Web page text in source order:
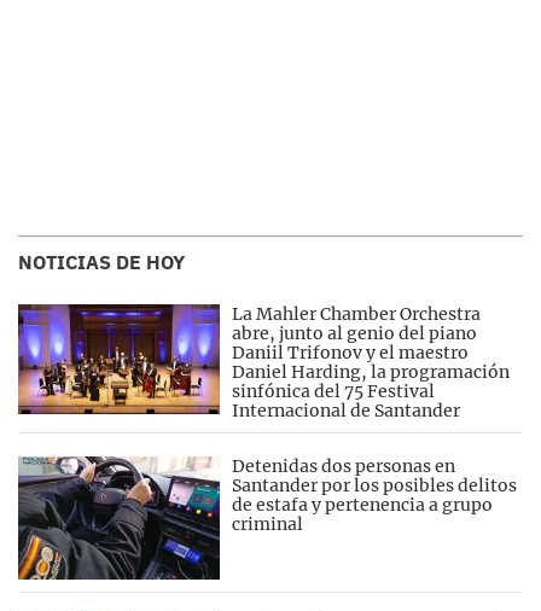
NOTICIAS DE HOY
La Mahler Chamber Orchestra
abre, junto al genio del piano
Daniil Trifonov y el maestro
Daniel Harding, la programación
sinfónica del 75 Festival
Internacional de Santander
Detenidas dos personas en
Santander por los posibles delitos
de estafa y pertenencia a grupo
criminal